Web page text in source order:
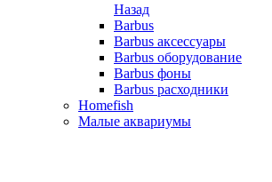
Назад
Barbus
Barbus аксессуары
Barbus оборудование
Barbus фоны
Barbus расходники
Homefish
Малые аквариумы